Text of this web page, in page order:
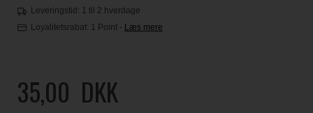
Leveringstid: 1 til 2 hverdage
Loyalitetsrabat: 1 Point - Læs mere
35,00 DKK